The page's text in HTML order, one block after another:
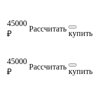
45000
₽
Рассчитать
купить
45000
₽
Рассчитать
купить